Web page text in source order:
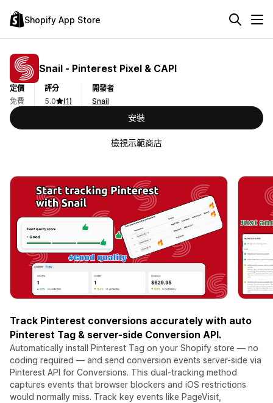
Shopify App Store
Snail ‑ Pinterest Pixel & CAPI
定價
免費
評分
5.0
(1)
開發者
Snail
安裝
檢視示範商店
Track Pinterest conversions accurately with auto
Pinterest Tag & server-side Conversion API.
Automatically install Pinterest Tag on your Shopify store — no
coding required — and send conversion events server-side via
Pinterest API for Conversions. This dual-tracking method
captures events that browser blockers and iOS restrictions
would normally miss. Track key events like PageVisit,